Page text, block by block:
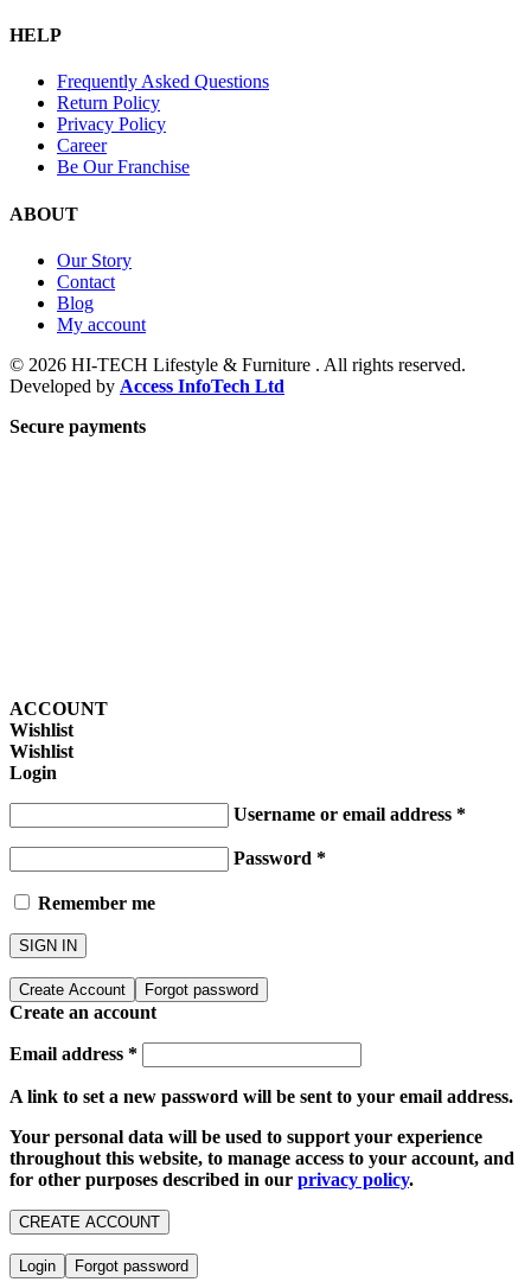
HELP
Frequently Asked Questions
Return Policy
Privacy Policy
Career
Be Our Franchise
ABOUT
Our Story
Contact
Blog
My account
© 2026 HI-TECH Lifestyle & Furniture . All rights reserved.
Developed by Access InfoTech Ltd
Secure payments
ACCOUNT
Wishlist
Wishlist
Login
Username or email address *
Password *
Remember me
SIGN IN
Create Account Forgot password
Create an account
Email address *
A link to set a new password will be sent to your email address.
Your personal data will be used to support your experience
throughout this website, to manage access to your account, and
for other purposes described in our privacy policy.
CREATE ACCOUNT
Login Forgot password